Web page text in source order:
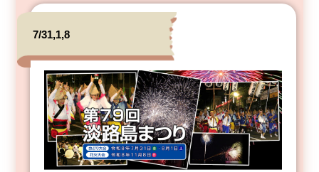
7/31,1,8